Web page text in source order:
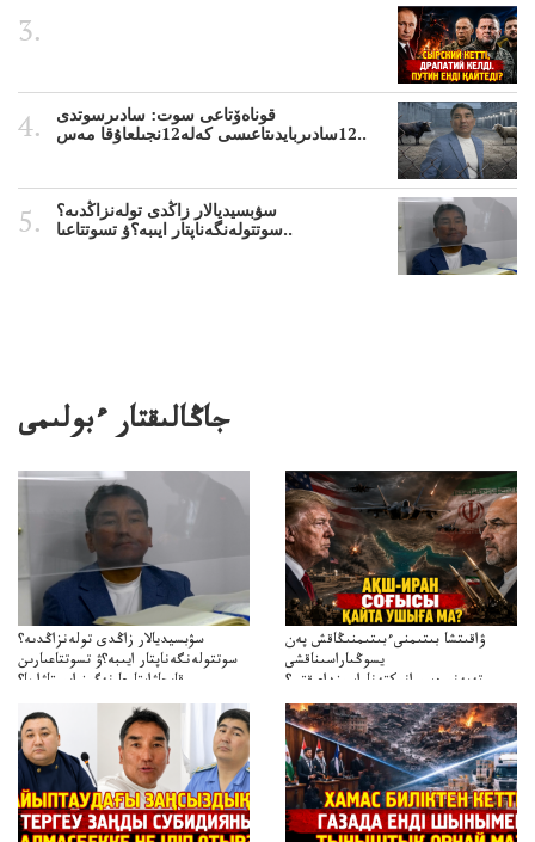
قوناەۆتاعى سوت: سادىرسوتدى
12سادىربايدىتاعىسى كەلە12نجىلعاۇقا مەس..
سۋبسيديالار زاڭدى تولەنزاڭدىە؟
سوتتولەنگەناپتار ايىبە؟ۋ تسوتتاعىا..
جاڭالىقتار ءبولىمى
سۋبسيديالار زاڭدى تولەنزاڭدىە؟
سوتتولەنگەناپتار ايىبە؟ۋ تسوتتاعىارىن
قايجاۋاپتارعا نەگىز ايىپتاۋا ما؟
تۇجىرىمدارىنقايتاقاراۋعانەگىزبولاالاما؟
ۋاقىتشا بىتىمنىءبىتىمنىڭاقش پەن
يسوڭىاراسىناقشى
تەپەنىرەسيرانىكتەناراسىنداعىقتى؟
تەكەتىرەسنەلىكتەنقايتاۋشىقتى؟